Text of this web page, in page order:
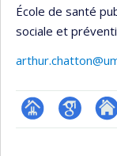
École de santé
sociale et
Page Google